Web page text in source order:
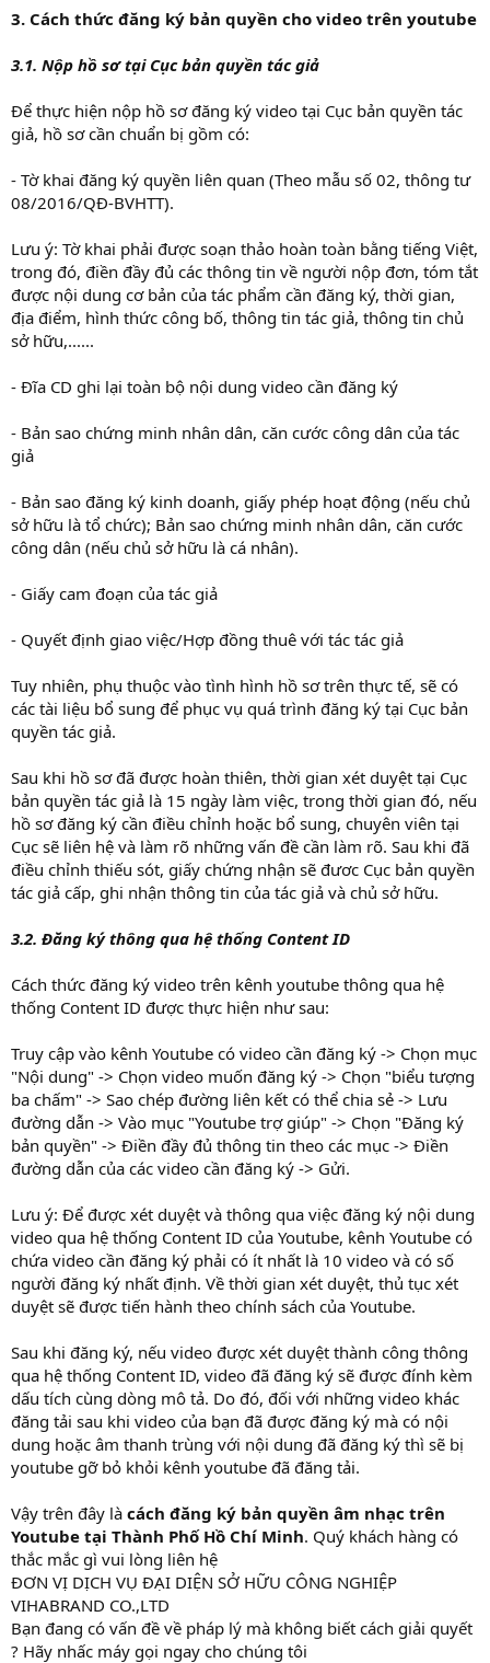
3. Cách thức đăng ký bản quyền cho video trên youtube
3.1. Nộp hồ sơ tại Cục bản quyền tác giả
Để thực hiện nộp hồ sơ đăng ký video tại Cục bản quyền tác
giả, hồ sơ cần chuẩn bị gồm có:
- Tờ khai đăng ký quyền liên quan (Theo mẫu số 02, thông tư
08/2016/QĐ-BVHTT).
Lưu ý: Tờ khai phải được soạn thảo hoàn toàn bằng tiếng Việt,
trong đó, điền đầy đủ các thông tin về người nộp đơn, tóm tắt
được nội dung cơ bản của tác phẩm cần đăng ký, thời gian,
địa điểm, hình thức công bố, thông tin tác giả, thông tin chủ
sở hữu,......
- Đĩa CD ghi lại toàn bộ nội dung video cần đăng ký
- Bản sao chứng minh nhân dân, căn cước công dân của tác
giả
- Bản sao đăng ký kinh doanh, giấy phép hoạt động (nếu chủ
sở hữu là tổ chức); Bản sao chứng minh nhân dân, căn cước
công dân (nếu chủ sở hữu là cá nhân).
- Giấy cam đoạn của tác giả
- Quyết định giao việc/Hợp đồng thuê với tác tác giả
Tuy nhiên, phụ thuộc vào tình hình hồ sơ trên thực tế, sẽ có
các tài liệu bổ sung để phục vụ quá trình đăng ký tại Cục bản
quyền tác giả.
Sau khi hồ sơ đã được hoàn thiên, thời gian xét duyệt tại Cục
bản quyền tác giả là 15 ngày làm việc, trong thời gian đó, nếu
hồ sơ đăng ký cần điều chỉnh hoặc bổ sung, chuyên viên tại
Cục sẽ liên hệ và làm rõ những vấn đề cần làm rõ. Sau khi đã
điều chỉnh thiếu sót, giấy chứng nhận sẽ đươc Cục bản quyền
tác giả cấp, ghi nhận thông tin của tác giả và chủ sở hữu.
3.2. Đăng ký thông qua hệ thống Content ID
Cách thức đăng ký video trên kênh youtube thông qua hệ
thống Content ID được thực hiện như sau:
Truy cập vào kênh Youtube có video cần đăng ký -> Chọn mục
"Nội dung" -> Chọn video muốn đăng ký -> Chọn "biểu tượng
ba chấm" -> Sao chép đường liên kết có thể chia sẻ -> Lưu
đường dẫn -> Vào mục "Youtube trợ giúp" -> Chọn "Đăng ký
bản quyền" -> Điền đầy đủ thông tin theo các mục -> Điền
đường dẫn của các video cần đăng ký -> Gửi.
Lưu ý: Để được xét duyệt và thông qua việc đăng ký nội dung
video qua hệ thống Content ID của Youtube, kênh Youtube có
chứa video cần đăng ký phải có ít nhất là 10 video và có số
người đăng ký nhất định. Về thời gian xét duyệt, thủ tục xét
duyệt sẽ được tiến hành theo chính sách của Youtube.
Sau khi đăng ký, nếu video được xét duyệt thành công thông
qua hệ thống Content ID, video đã đăng ký sẽ được đính kèm
dấu tích cùng dòng mô tả. Do đó, đối với những video khác
đăng tải sau khi video của bạn đã được đăng ký mà có nội
dung hoặc âm thanh trùng với nội dung đã đăng ký thì sẽ bị
youtube gỡ bỏ khỏi kênh youtube đã đăng tải.
Vậy trên đây là cách đăng ký bản quyền âm nhạc trên
Youtube tại Thành Phố Hồ Chí Minh. Quý khách hàng có
thắc mắc gì vui lòng liên hệ
ĐƠN VỊ DỊCH VỤ ĐẠI DIỆN SỞ HỮU CÔNG NGHIỆP
VIHABRAND CO.,LTD
Bạn đang có vấn đề về pháp lý mà không biết cách giải quyết
? Hãy nhấc máy gọi ngay cho chúng tôi